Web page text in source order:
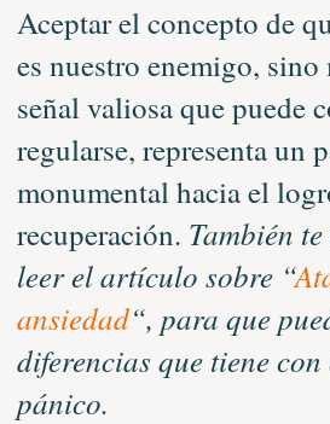
Aceptar el concepto de
es nuestro enemigo, sino
señal valiosa que puede
regularse, representa un
monumental hacia el
recuperación. También
leer el artículo sobre “
ansiedad“, para que
diferencias que tiene
pánico.